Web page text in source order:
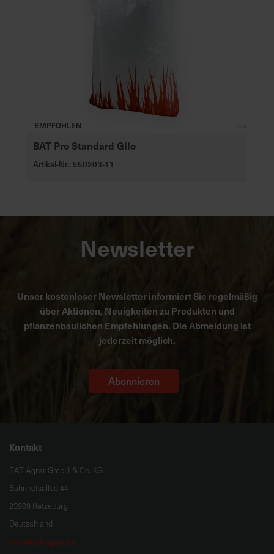
EMPFOHLEN
BAT Pro Standard GIIo
Artikel-Nr.: 550203-11
Newsletter
Unser kostenloser Newsletter informiert Sie regelmäßig
über Aktionen, Neuigkeiten zu Produkten und
pflanzenbaulichen Empfehlungen. Die Abmeldung ist
jederzeit möglich.
Abonnieren
Kontakt
BAT Agrar GmbH & Co. KG
Bahnhofsallee 44
23909 Ratzeburg
Deutschland
info@bat-agrar.de